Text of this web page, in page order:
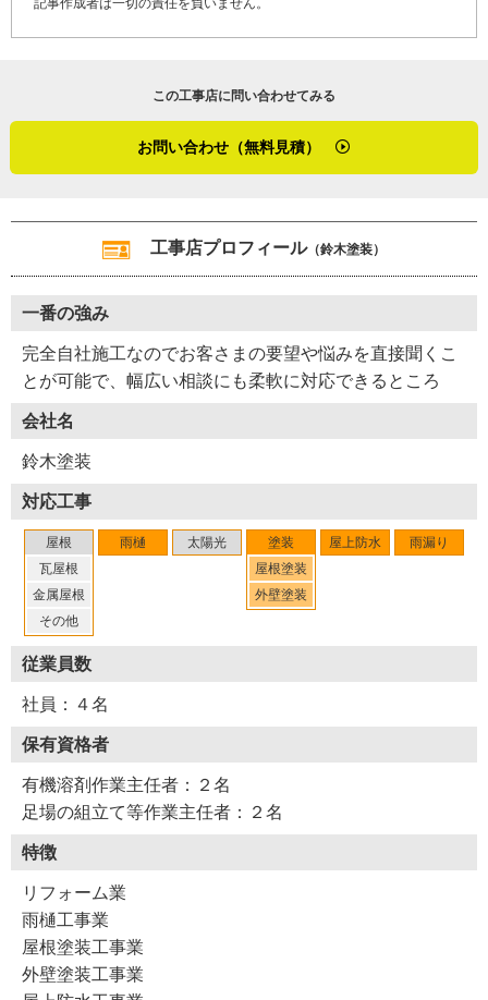
ださいね。あと、うちのスタッフは若い人が多く考え方に
す。お気兼ねなく話しかけていただけたら嬉しいです」
う想い、会社としての誠実な姿勢を実感した取材でした。
※１ カラーベスト・・・セメントを固めて塗装した板状
（２０２２年１月取材）
記事作成者は一切の責任を負いません。
この工事店に問い合わせてみる
お問い合わせ（無料見積）
工事店プロフィール（鈴木塗装）
一番の強み
完全自社施工なのでお客さまの要望や悩みを直接聞くこ
とが可能で、幅広い相談にも柔軟に対応できるところ
会社名
鈴木塗装
対応工事
屋根
瓦屋根
金属屋根
その他
雨樋 太陽光
塗装
屋根塗装
外壁塗装
屋上防水 雨漏り
従業員数
社員：４名
保有資格者
有機溶剤作業主任者：２名
足場の組立て等作業主任者：２名
特徴
リフォーム業
雨樋工事業
屋根塗装工事業
外壁塗装工事業